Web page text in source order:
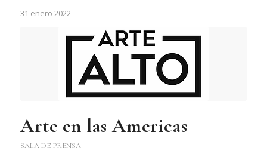
31 enero 2022
Arte en las Americas
SALA DE PRENSA